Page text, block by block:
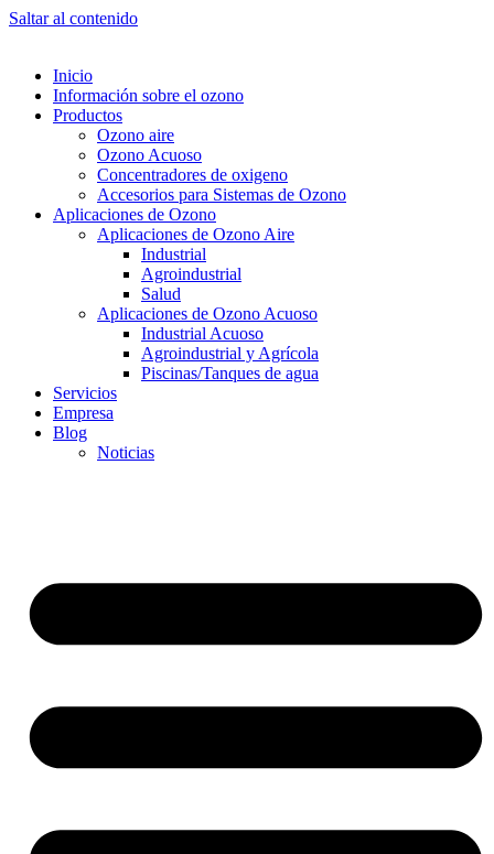
Saltar al contenido
Inicio
Información sobre el ozono
Productos
Ozono aire
Ozono Acuoso
Concentradores de oxigeno
Accesorios para Sistemas de Ozono
Aplicaciones de Ozono
Aplicaciones de Ozono Aire
Industrial
Agroindustrial
Salud
Aplicaciones de Ozono Acuoso
Industrial Acuoso
Agroindustrial y Agrícola
Piscinas/Tanques de agua
Servicios
Empresa
Blog
Noticias